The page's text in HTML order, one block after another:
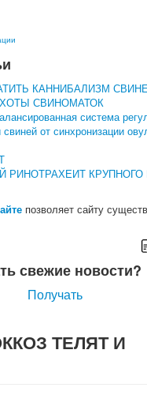
заболевания
заболевания
заболевания
КАННИБАЛИЗМ
СВИНОМАТОК
система
от синхронизации
РИНОТРАХЕИТ КРУПНОГО
позволяет сайту
свежие новости?
Получать
ТЕЛЯТ И